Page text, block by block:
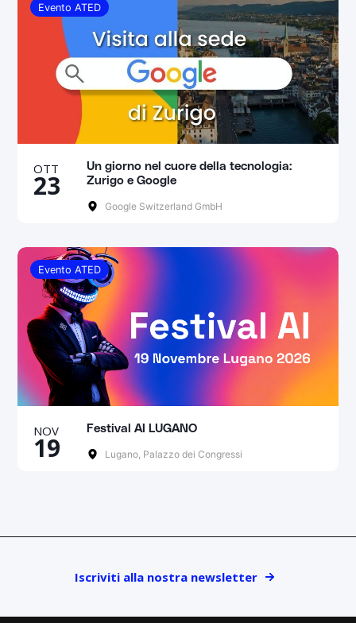
Evento ATED
OTT
23
Un giorno nel cuore della tecnologia:
Zurigo e Google
Google Switzerland GmbH
Evento ATED
NOV
19
Festival AI LUGANO
Lugano, Palazzo dei Congressi
Iscriviti alla nostra newsletter